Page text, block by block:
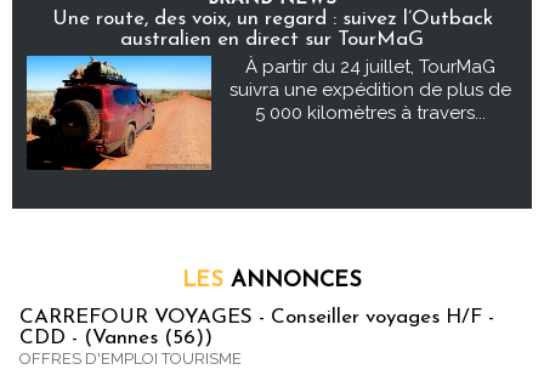
Une route, des voix, un regard : suivez l’Outback
australien en direct sur TourMaG
À partir du 24 juillet, TourMaG
suivra une expédition de plus de
5 000 kilomètres à travers...
LES ANNONCES
CARREFOUR VOYAGES - Conseiller voyages H/F -
CDD - (Vannes (56))
OFFRES D'EMPLOI TOURISME